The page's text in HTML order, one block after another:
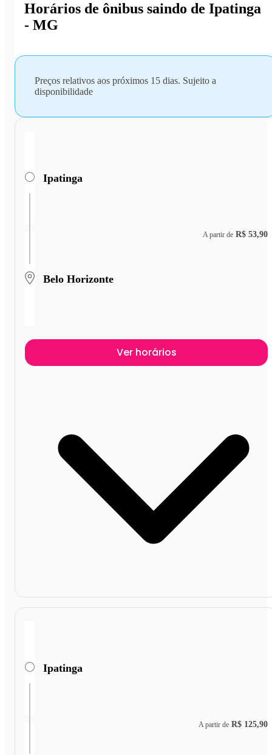
Horários de ônibus saindo de Ipatinga
- MG
Preços relativos aos próximos 15 dias. Sujeito a
disponibilidade
Ipatinga
Belo Horizonte
A partir de R$ 53,90
Ver horários
Ipatinga
A partir de R$ 125,90